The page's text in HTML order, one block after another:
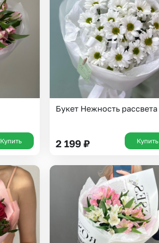
До 10000 рублей
Черная пятница
Все получатели
Купить
Букет Нежность рассвета
2 199 ₽ Купить